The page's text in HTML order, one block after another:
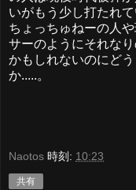
いがもう少し打たれ
ちょっちゅねーの人
サーのようにそれな
かもしれないのにど
か.....。
Naotos 時刻: 10:23
共有